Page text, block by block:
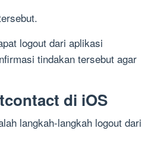
logout dari aplikasi
tindakan tersebut agar
di iOS
langkah-langkah logout dari